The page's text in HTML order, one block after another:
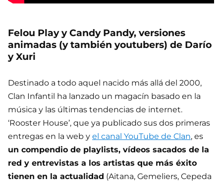
Felou Play y Candy Pandy, versiones
animadas (y también youtubers) de Darío
y Xuri
Destinado a todo aquel nacido más allá del 2000,
Clan Infantil ha lanzado un magacín basado en la
música y las últimas tendencias de internet.
‘Rooster House’, que ya publicado sus dos primeras
entregas en la web y el canal YouTube de Clan, es
un compendio de playlists, vídeos sacados de la
red y entrevistas a los artistas que más éxito
tienen en la actualidad (Aitana, Gemeliers, Cepeda